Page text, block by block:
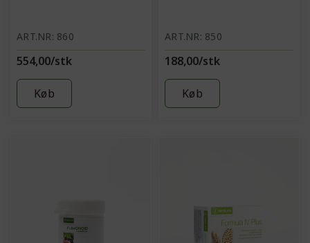
ART.NR: 860
554,00/stk
Køb
ART.NR: 850
188,00/stk
Køb